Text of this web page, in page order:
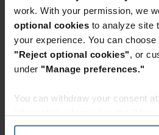
work. With your permission, we
optional cookies to analyze site
your experience. You can choose
"Reject optional cookies", or
under "Manage preferences."
You can withdraw your consent
section" of ourPrivacy Policy.